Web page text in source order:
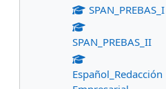
SPAN_PREBAS_I
SPAN_PREBAS_II
Español_Redacción